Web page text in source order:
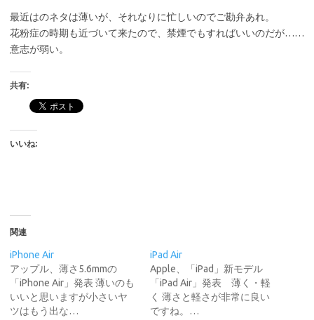
最近はのネタは薄いが、それなりに忙しいのでご勘弁あれ。
花粉症の時期も近づいて来たので、禁煙でもすればいいのだが……
意志が弱い。
共有:
いいね:
関連
iPhone Air
アップル、薄さ5.6mmの
「iPhone Air」発表 薄いのも
いいと思いますが小さいヤ
ツはもう出な…
iPad Air
Apple、「iPad」新モデル
「iPad Air」発表 薄く・軽
く 薄さと軽さが非常に良い
ですね。…